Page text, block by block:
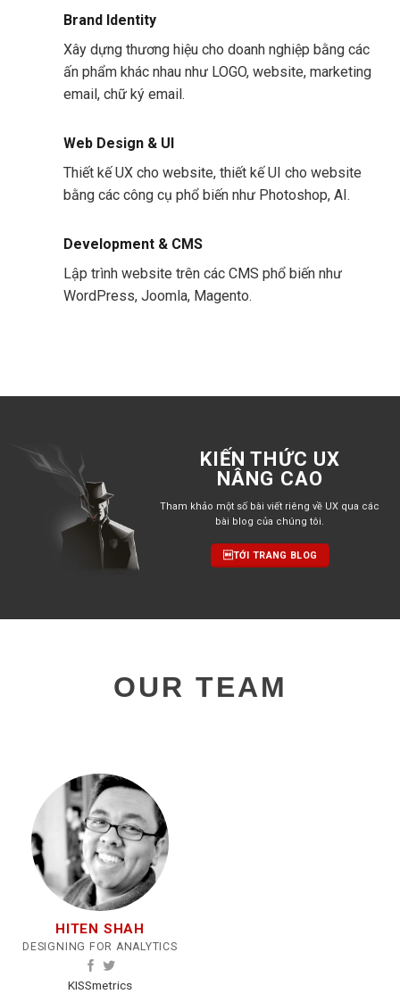
Brand Identity
Xây dựng thương hiệu cho doanh nghiệp bằng các
ấn phẩm khác nhau như LOGO, website, marketing
email, chữ ký email.
Web Design & UI
Thiết kế UX cho website, thiết kế UI cho website
bằng các công cụ phổ biến như Photoshop, AI.
Development & CMS
Lập trình website trên các CMS phổ biến như
WordPress, Joomla, Magento.
KIẾN THỨC UX
NÂNG CAO
Tham khảo một số bài viết riêng về UX qua các
bài blog của chúng tôi.
TỚI TRANG BLOG
OUR TEAM
HITEN SHAH
DESIGNING FOR ANALYTICS
KISSmetrics